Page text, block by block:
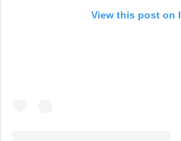
View this post on